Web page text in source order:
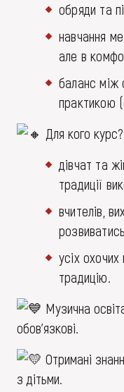
обряди та
навчання
але в
баланс між
практикою
Для кого курс?
дівчат та
традиції
вчителів,
усіх
традицію.
Музична
обов’язкові.
Отримані
з дітьми.